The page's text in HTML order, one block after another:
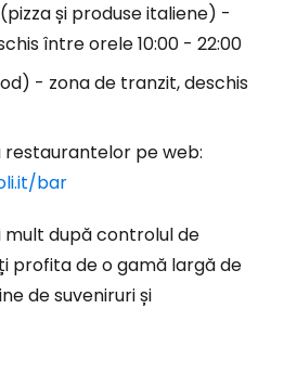
și produse italiene) -
între orele 10:00 - 22:00
- zona de tranzit, deschis
pe web:
bar
mult după controlul de
profita de o gamă largă de
de suveniruri și